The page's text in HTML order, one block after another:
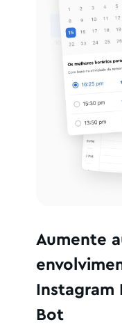
Aumente
Instagram
Bot